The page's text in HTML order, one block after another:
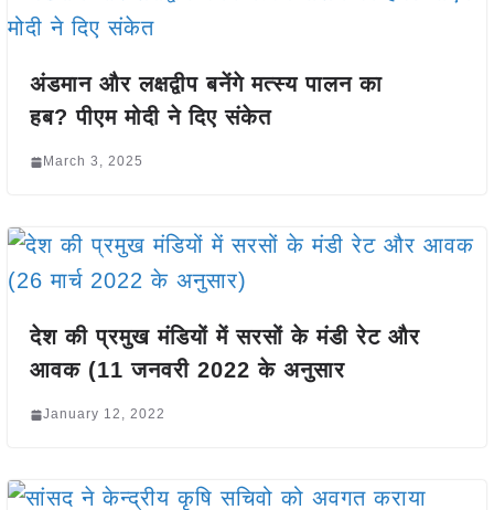
अंडमान और लक्षद्वीप बनेंगे मत्स्य पालन का
हब? पीएम मोदी ने दिए संकेत
March 3, 2025
देश की प्रमुख मंडियों में सरसों के मंडी रेट और
आवक (11 जनवरी 2022 के अनुसार
January 12, 2022